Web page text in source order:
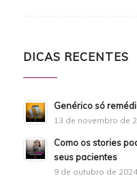
DICAS RECENTES
Genérico só
13 de novembro de
Como os stories
seus pacientes
9 de outubro de